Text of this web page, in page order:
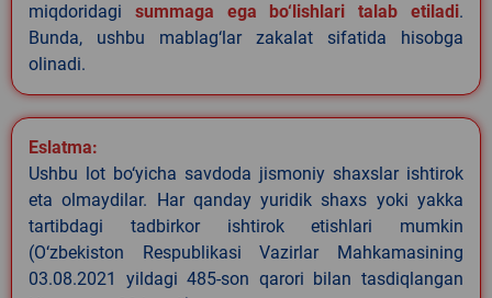
miqdoridagi summaga ega bo‘lishlari talab etiladi.
Bunda, ushbu mablag‘lar zakalat sifatida hisobga
olinadi.
Eslatma:
Ushbu lot bo‘yicha savdoda jismoniy shaxslar ishtirok
eta olmaydilar. Har qanday yuridik shaxs yoki yakka
tartibdagi tadbirkor ishtirok etishlari mumkin
(O‘zbekiston Respublikasi Vazirlar Mahkamasining
03.08.2021 yildagi 485-son qarori bilan tasdiqlangan